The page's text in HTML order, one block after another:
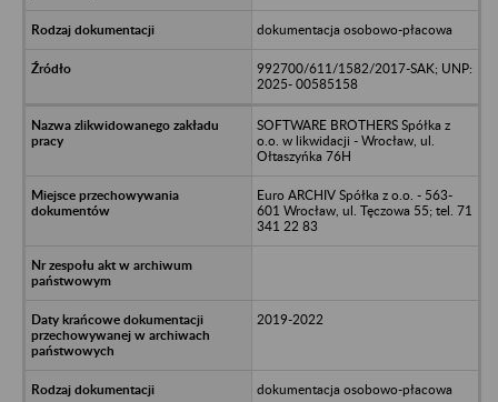
dokumentacja osobowo-płacowa
992700/611/1582/2017-SAK; UNP:
2025- 00585158
SOFTWARE BROTHERS Spółka z
o.o. w likwidacji - Wrocław, ul.
Ołtaszyńka 76H
Euro ARCHIV Spółka z o.o. - 563-
601 Wrocław, ul. Tęczowa 55; tel. 71
341 22 83
2019-2022
dokumentacja osobowo-płacowa